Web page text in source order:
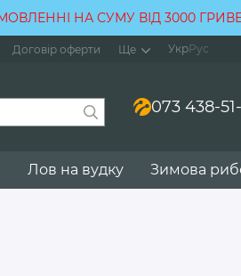
НА СУМУ ВІД 3000
Договір оферти Ще УкрРус
073 438-
Лов на вудку Зимова